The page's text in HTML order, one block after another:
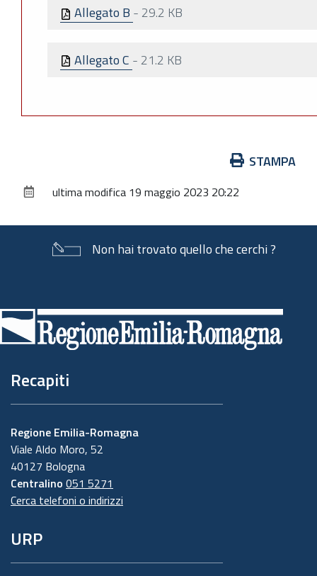
Allegato B - 29.2 KB
Allegato C - 21.2 KB
documento
STAMPA
ultima modifica 19 maggio 2023 20:22
Non hai trovato quello che cerchi ?
di
pagina
Recapiti
Regione Emilia-Romagna
Viale Aldo Moro, 52
40127 Bologna
Centralino 051 5271
Cerca telefoni o indirizzi
URP